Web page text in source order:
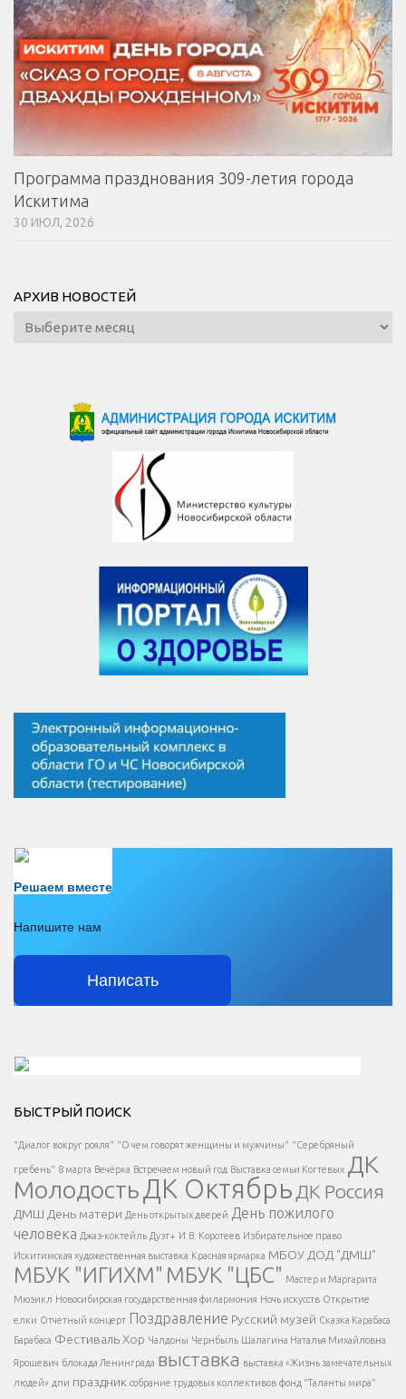
Программа празднования 309-летия города
Искитима
30 ИЮЛ, 2026
АРХИВ НОВОСТЕЙ
Архив
новостей
Решаем вместе
Напишите нам
Написать
Есть вопрос?
Напишите нам
</span >
Написать
</button >
</div >
</div > </div >
БЫСТРЫЙ ПОИСК
"Диалог вокруг рояля" "О чем говорят женщины и мужчины" "Серебряный
гребень" 8 марта Вечёрка Встречаем новый год Выставка семьи Когтевых ДК
МолодостьДК Октябрь ДК Россия
ДМШ День матери День открытых дверей День пожилого
человека Джаз-коктейль Дуэт+ И.В. Коротеев Избирательное право
Искитимская художественная выставка Красная ярмарка МБОУ ДОД "ДМШ"
МБУК "ИГИХМ" МБУК "ЦБС" Мастер и Маргарита
Мюзикл Новосибирская государственная филармония Ночь искусств Открытие
елки Отчетный концерт Поздравление Русский музей Сказка Карабаса
Барабаса Фестиваль Хор Чалдоны Чернбыль Шалагина Наталья Михайловна
Ярошевич блокада Ленинграда выставка выставка «Жизнь замечательных
людей» дпи праздник собрание трудовых коллективов фонд "Таланты мира"